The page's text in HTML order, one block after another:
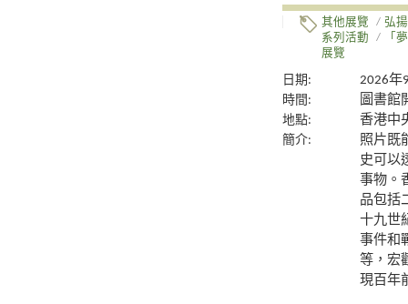
其他展覽 / 弘
系列活動
/
「
展覽
日期:
2026年
時間:
圖書館
地點:
香港中
簡介:
照片既
史可以
事物。
品包括
十九世
事件和
等，宏
現百年